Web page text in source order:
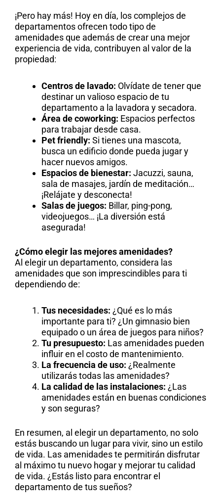
¡Pero hay más! Hoy en día, los complejos de
departamentos ofrecen todo tipo de
amenidades que además de crear una mejor
experiencia de vida, contribuyen al valor de la
propiedad:
Centros de lavado: Olvídate de tener que
destinar un valioso espacio de tu
departamento a la lavadora y secadora.
Área de coworking: Espacios perfectos
para trabajar desde casa.
Pet friendly: Si tienes una mascota,
busca un edificio donde pueda jugar y
hacer nuevos amigos.
Espacios de bienestar: Jacuzzi, sauna,
sala de masajes, jardín de meditación…
¡Relájate y desconecta!
Salas de juegos: Billar, ping-pong,
videojuegos… ¡La diversión está
asegurada!
¿Cómo elegir las mejores amenidades?
Al elegir un departamento, considera las
amenidades que son imprescindibles para ti
dependiendo de:
Tus necesidades: ¿Qué es lo más
importante para ti? ¿Un gimnasio bien
equipado o un área de juegos para niños?
Tu presupuesto: Las amenidades pueden
influir en el costo de mantenimiento.
La frecuencia de uso: ¿Realmente
utilizarás todas las amenidades?
La calidad de las instalaciones: ¿Las
amenidades están en buenas condiciones
y son seguras?
En resumen, al elegir un departamento, no solo
estás buscando un lugar para vivir, sino un estilo
de vida. Las amenidades te permitirán disfrutar
al máximo tu nuevo hogar y mejorar tu calidad
de vida. ¿Estás listo para encontrar el
departamento de tus sueños?